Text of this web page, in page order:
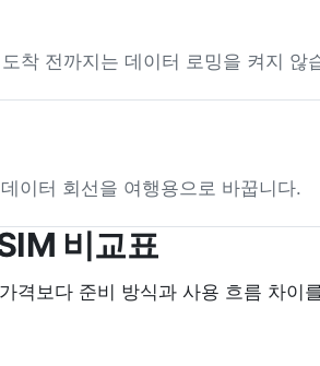
착 전까지는 데이터 로밍을 켜지 않
이터 회선을 여행용으로 바꿉니다.
비교표
격보다 준비 방식과 사용 흐름 차이